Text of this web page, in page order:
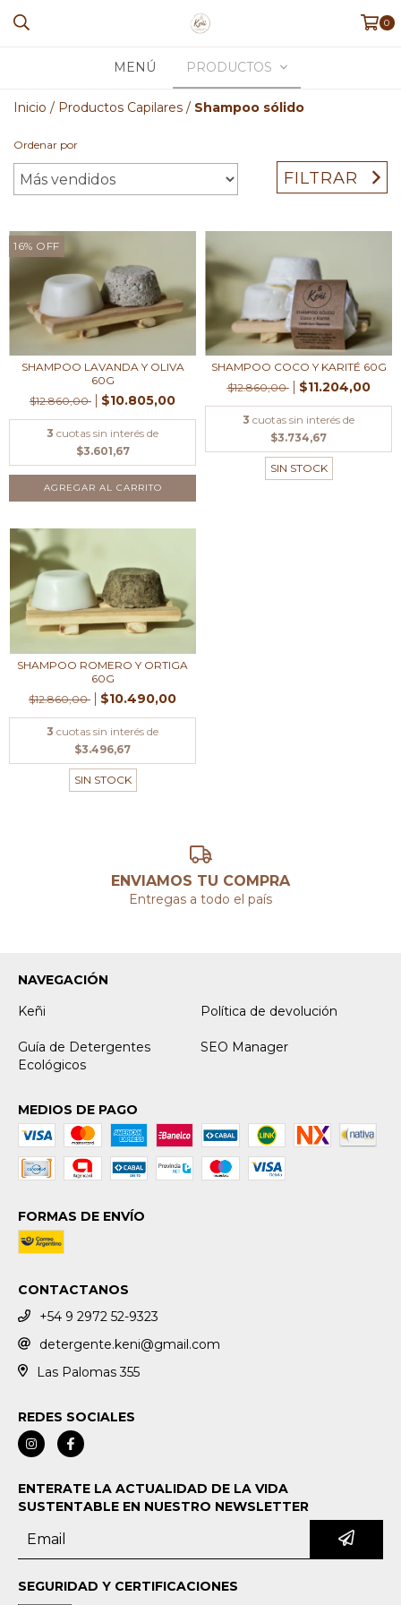
0
MENÚ PRODUCTOS
Inicio / Productos Capilares / Shampoo sólido
Ordenar por
FILTRAR
16% OFF
SHAMPOO LAVANDA Y OLIVA
60G
$12.860,00
$10.805,00
3 cuotas sin interés de
$3.601,67
SHAMPOO COCO Y KARITÉ 60G
$12.860,00
$11.204,00
3 cuotas sin interés de
$3.734,67
SIN STOCK
SHAMPOO ROMERO Y ORTIGA
60G
$12.860,00
$10.490,00
3 cuotas sin interés de
$3.496,67
SIN STOCK
ENVIAMOS TU COMPRA
Entregas a todo el país
NAVEGACIÓN
Keñi
Política de devolución
Guía de Detergentes
Ecológicos
SEO Manager
MEDIOS DE PAGO
FORMAS DE ENVÍO
CONTACTANOS
+54 9 2972 52-9323
detergente.keni@gmail.com
Las Palomas 355
REDES SOCIALES
ENTERATE LA ACTUALIDAD DE LA VIDA
SUSTENTABLE EN NUESTRO NEWSLETTER
SEGURIDAD Y CERTIFICACIONES